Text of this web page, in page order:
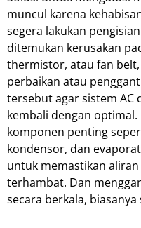
muncul karena
segera lakukan
ditemukan kerusakan
thermistor, atau fan belt,
perbaikan atau
tersebut agar sistem AC
kembali dengan optimal.
komponen penting
kondensor, dan
untuk memastikan
terhambat. Dan
secara berkala, biasanya